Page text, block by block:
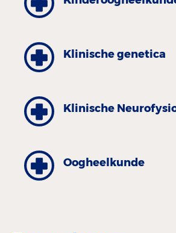
Klinische genetica
Klinische
Oogheelkunde